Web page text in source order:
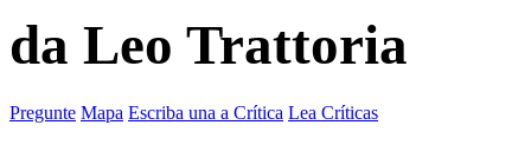
da Leo Trattoria
Pregunte Mapa Escriba una a Crítica Lea Críticas